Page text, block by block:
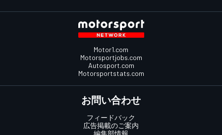
Motor1.com
Motorsportjobs.com
Autosport.com
Motorsportstats.com
お問い合わせ
フィードバック
広告掲載のご案内
編集部情報